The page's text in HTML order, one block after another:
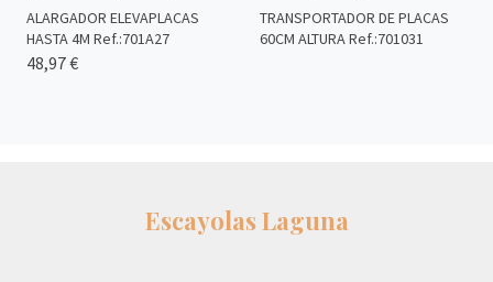
ALARGADOR ELEVAPLACAS
HASTA 4M Ref.:701A27
48,97 €
TRANSPORTADOR DE PLACAS
60CM ALTURA Ref.:701031
Escayolas Laguna